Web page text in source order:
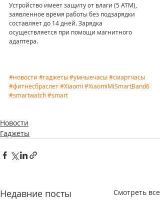
Устройство имеет защиту от влаги (5 АТМ),
заявленное время работы без подзарядки
составляет до 14 дней. Зарядка
осуществляется при помощи магнитного
адаптера.
#новости #гаджеты#умныечасы#смартчасы
#фитнесбраслет#Xiaomi #XiaomiMiSmartBand6
#smartwatch#smart
Новости
Гаджеты
Недавние посты Смотреть все